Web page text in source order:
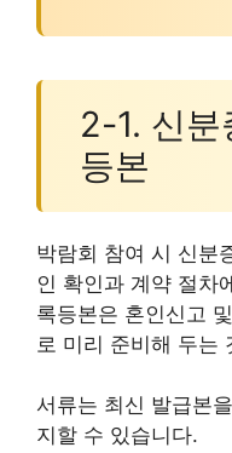
2-1. 신분
등본
박람회 참여 시 신분
인 확인과 계약 절차
록등본은 혼인신고
로 미리 준비해 두는
서류는 최신 발급본
지할 수 있습니다.